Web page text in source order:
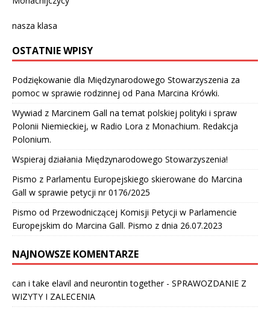
nasza klasa
OSTATNIE WPISY
Podziękowanie dla Międzynarodowego Stowarzyszenia za
pomoc w sprawie rodzinnej od Pana Marcina Krówki.
Wywiad z Marcinem Gall na temat polskiej polityki i spraw
Polonii Niemieckiej, w Radio Lora z Monachium. Redakcja
Polonium.
Wspieraj działania Międzynarodowego Stowarzyszenia!
Pismo z Parlamentu Europejskiego skierowane do Marcina
Gall w sprawie petycji nr 0176/2025
Pismo od Przewodniczącej Komisji Petycji w Parlamencie
Europejskim do Marcina Gall. Pismo z dnia 26.07.2023
NAJNOWSZE KOMENTARZE
can i take elavil and neurontin together- SPRAWOZDANIE Z
WIZYTY I ZALECENIA